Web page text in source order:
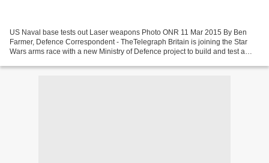
US Naval base tests out Laser weapons Photo ONR 11 Mar 2015 By Ben
Farmer, Defence Correspondent - TheTelegraph Britain is joining the Star
Wars arms race with a new Ministry of Defence project to build and test a